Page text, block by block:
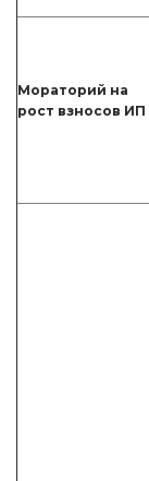
Мораторий на
рост взносов ИП